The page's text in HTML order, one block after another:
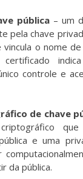
pública – um
pela chave
o nome
controle e
de chave
e uma
da pública.